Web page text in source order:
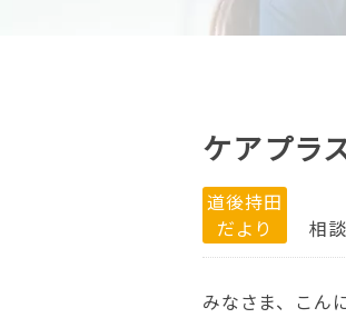
ケアプラ
道後持田
だより
相
みなさま、こん